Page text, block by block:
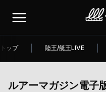
トップ 陸王/艇王LIVE
ルアーマガジン電子